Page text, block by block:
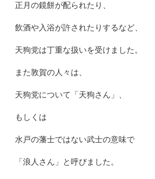
正月の鏡餅が配られたり、
飲酒や入浴が許されたりするなど、
天狗党は丁重な扱いを受けました。
また敦賀の人々は、
天狗党について「天狗さん」、
もしくは
水戸の藩士ではない武士の意味で
「浪人さん」と呼びました。